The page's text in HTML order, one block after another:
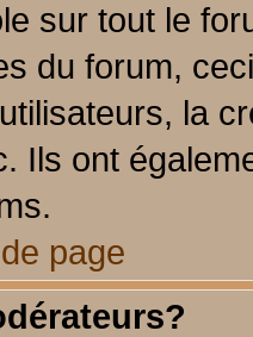
sur tout le
du forum,
la
Ils ont
page